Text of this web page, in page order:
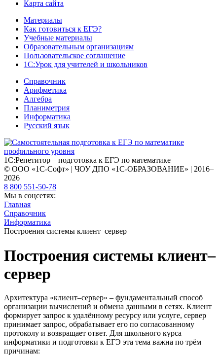
Карта сайта
Материалы
Как готовиться к ЕГЭ?
Учебные материалы
Образовательным организациям
Пользовательское соглашение
1С:Урок для учителей и школьников
Справочник
Арифметика
Алгебра
Планиметрия
Информатика
Русский язык
1С:Репетитор – подготовка к ЕГЭ по математике
© ООО «1С-Софт» | ЧОУ ДПО «1С-ОБРАЗОВАНИЕ» | 2016–
2026
8 800 551-50-78
Мы в соцсетях:
Главная
Справочник
Информатика
Построения системы клиент–сервер
Построения системы клиент–
сервер
Архитектура «клиент–сервер» – фундаментальный способ
организации вычислений и обмена данными в сетях. Клиент
формирует запрос к удалённому ресурсу или услуге, сервер
принимает запрос, обрабатывает его по согласованному
протоколу и возвращает ответ. Для школьного курса
информатики и подготовки к ЕГЭ эта тема важна по трём
причинам: